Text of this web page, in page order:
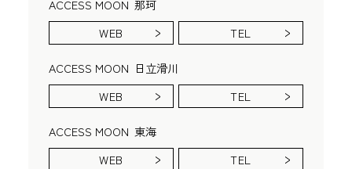
ACCESS MOON 那珂
WEB
TEL
ACCESS MOON 日立滑川
WEB
TEL
ACCESS MOON 東海
WEB
TEL